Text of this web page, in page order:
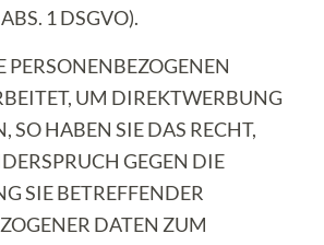
1 DSGVO).
PERSONENBEZOGENEN
UM DIREKTWERBUNG
SO HABEN SIE DAS RECHT,
GEGEN DIE
SIE BETREFFENDER
DATEN ZUM